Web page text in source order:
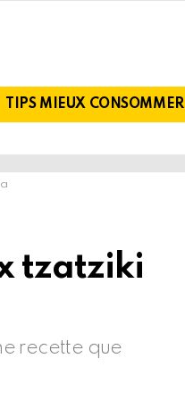
TIPS MIEUX CONSOMMER
tzatziki
recette que